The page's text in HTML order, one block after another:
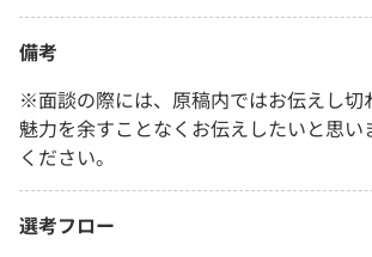
備考
※面談の際には、原稿内ではお伝えし切
魅力を余すことなくお伝えしたいと思い
ください。
選考フロー